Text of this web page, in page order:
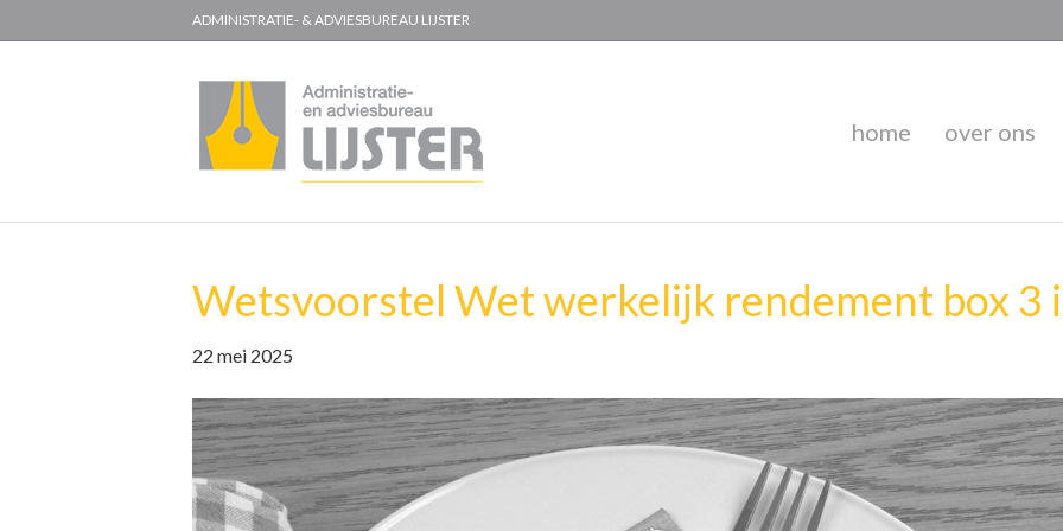
ADMINISTRATIE- & ADVIESBUREAU LIJSTER
home over ons
Wetsvoorstel Wet werkelijk rendement box 3
22 mei 2025